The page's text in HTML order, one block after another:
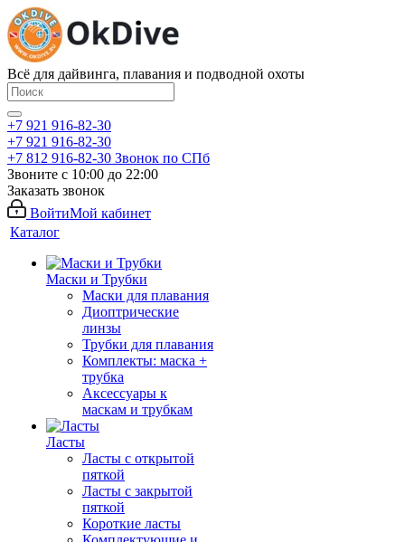
Всё для дайвинга, плавания и подводной охоты
+7 921 916-82-30
+7 921 916-82-30
+7 812 916-82-30 Звонок по СПб
Звоните с 10:00 до 22:00
Заказать звонок
ВойтиМой кабинет
Каталог
Маски и Трубки
Маски для плавания
Диоптрические
линзы
Трубки для плавания
Комплекты: маска +
трубка
Аксессуары к
маскам и трубкам
Ласты
Ласты с открытой
пяткой
Ласты с закрытой
пяткой
Короткие ласты